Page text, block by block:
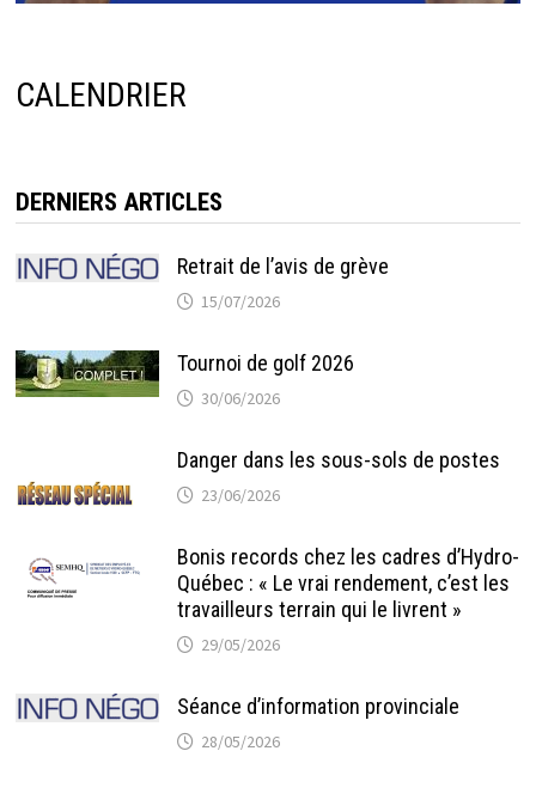
CALENDRIER
DERNIERS ARTICLES
Retrait de l’avis de grève
15/07/2026
Tournoi de golf 2026
30/06/2026
Danger dans les sous-sols de postes
23/06/2026
Bonis records chez les cadres d’Hydro-
Québec : « Le vrai rendement, c’est les
travailleurs terrain qui le livrent »
29/05/2026
Séance d’information provinciale
28/05/2026